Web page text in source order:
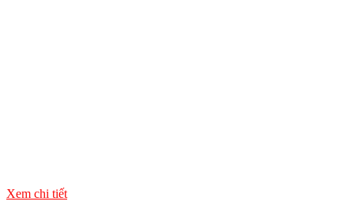
Xem chi tiết